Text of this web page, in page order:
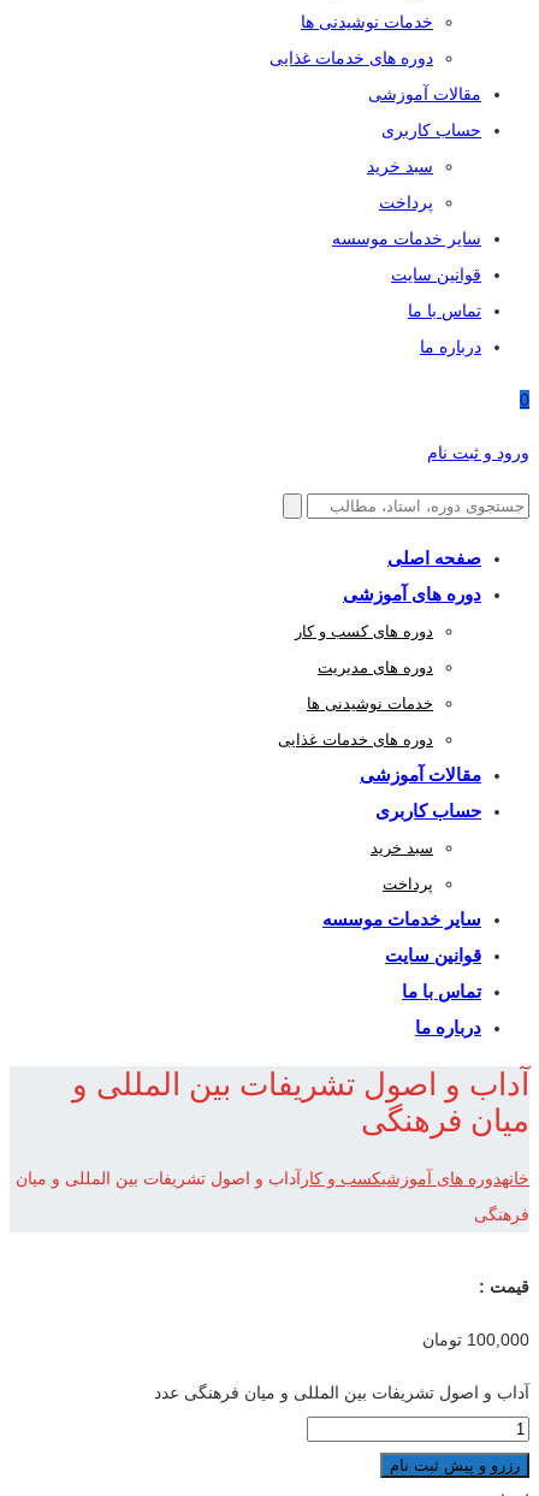
خدمات نوشیدنی ها
دوره های خدمات غذایی
مقالات آموزشی
حساب کاربری
سبد خرید
پرداخت
سایر خدمات موسسه
قوانین سایت
تماس با ما
درباره ما
0
ورود و ثبت نام
صفحه اصلی
دوره های آموزشی
دوره های کسب و کار
دوره های مدیریت
خدمات نوشیدنی ها
دوره های خدمات غذایی
مقالات آموزشی
حساب کاربری
سبد خرید
پرداخت
سایر خدمات موسسه
قوانین سایت
تماس با ما
درباره ما
آداب و اصول تشریفات بین المللی و
میان فرهنگی
خانهدوره های آموزشیکسب و کار آداب و اصول تشریفات بین المللی و میان
فرهنگی
قیمت :
100,000 تومان
آداب و اصول تشریفات بین المللی و میان فرهنگی عدد
رزرو و پیش ثبت نام